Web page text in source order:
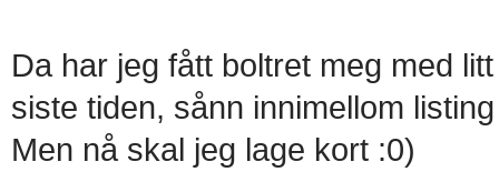
Da har jeg fått boltret meg med
siste tiden, sånn innimellom
Men nå skal jeg lage kort :0)